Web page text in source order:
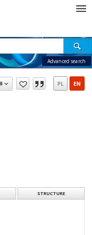
Advanced search
PL EN
STRUCTURE